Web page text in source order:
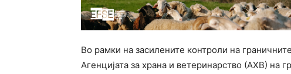
Во рамки на засилените контроли на
Агенцијата за храна и ветеринарство (АХВ) на